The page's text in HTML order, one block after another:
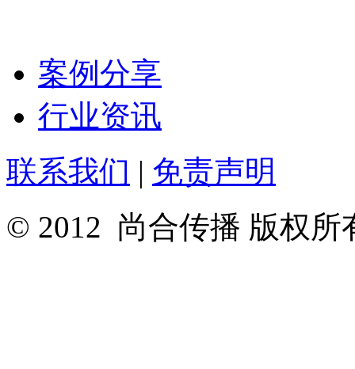
案例分享
行业资讯
联系我们 | 免责声明
© 2012 尚合传播 版权所